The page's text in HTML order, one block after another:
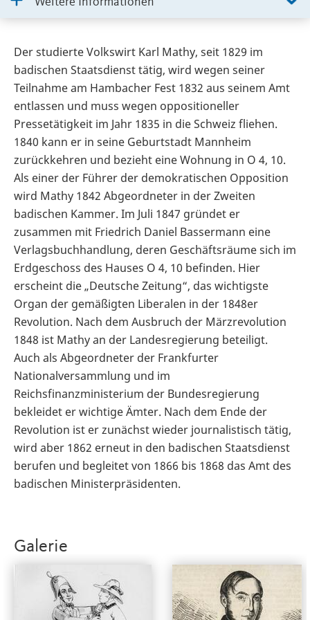
Der studierte Volkswirt Karl Mathy, seit 1829 im
badischen Staatsdienst tätig, wird wegen seiner
Teilnahme am Hambacher Fest 1832 aus seinem Amt
entlassen und muss wegen oppositioneller
Pressetätigkeit im Jahr 1835 in die Schweiz fliehen.
1840 kann er in seine Geburtstadt Mannheim
zurückkehren und bezieht eine Wohnung in O 4, 10.
Als einer der Führer der demokratischen Opposition
wird Mathy 1842 Abgeordneter in der Zweiten
badischen Kammer. Im Juli 1847 gründet er
zusammen mit Friedrich Daniel Bassermann eine
Verlagsbuchhandlung, deren Geschäftsräume sich im
Erdgeschoss des Hauses O 4, 10 befinden. Hier
erscheint die „Deutsche Zeitung“, das wichtigste
Organ der gemäßigten Liberalen in der 1848er
Revolution. Nach dem Ausbruch der Märzrevolution
1848 ist Mathy an der Landesregierung beteiligt.
Auch als Abgeordneter der Frankfurter
Nationalversammlung und im
Reichsfinanzministerium der Bundesregierung
bekleidet er wichtige Ämter. Nach dem Ende der
Revolution ist er zunächst wieder journalistisch tätig,
wird aber 1862 erneut in den badischen Staatsdienst
berufen und begleitet von 1866 bis 1868 das Amt des
badischen Ministerpräsidenten.
Galerie